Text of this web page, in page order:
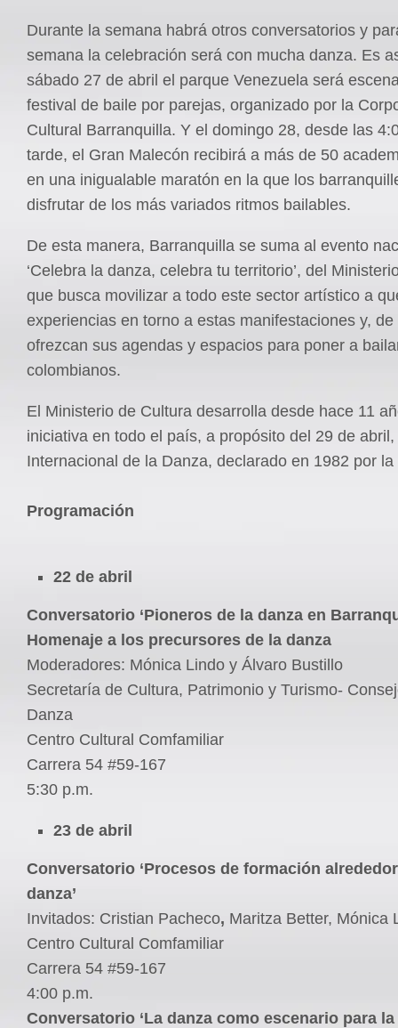
Durante la semana habrá otros conversatorios y
semana la celebración será con mucha danza. Es
sábado 27 de abril el parque Venezuela será
festival de baile por parejas, organizado por la
Cultural Barranquilla. Y el domingo 28, desde las
tarde, el Gran Malecón recibirá a más de 50
en una inigualable maratón en la que los
disfrutar de los más variados ritmos bailables.
De esta manera, Barranquilla se suma al evento
‘Celebra la danza, celebra tu territorio’, del
que busca movilizar a todo este sector artístico a
experiencias en torno a estas manifestaciones y,
ofrezcan sus agendas y espacios para poner a
colombianos.
El Ministerio de Cultura desarrolla desde hace 11
iniciativa en todo el país, a propósito del 29 de
Internacional de la Danza, declarado en 1982 por
Programación
22 de abril
Conversatorio ‘Pioneros de la danza en
Homenaje a los precursores de la danza
Moderadores: Mónica Lindo y Álvaro Bustillo
Secretaría de Cultura, Patrimonio y Turismo-
Danza
Centro Cultural Comfamiliar
Carrera 54 #59-167
5:30 p.m.
23 de abril
Conversatorio ‘Procesos de formación
danza’
Invitados: Cristian Pacheco, Maritza Better, Mónica
Centro Cultural Comfamiliar
Carrera 54 #59-167
4:00 p.m.
Conversatorio ‘La danza como escenario para la